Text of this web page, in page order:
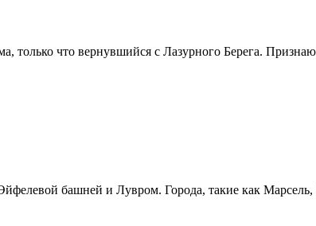
что вернувшийся с Лазурного Берега.
башней и Лувром. Города, такие как